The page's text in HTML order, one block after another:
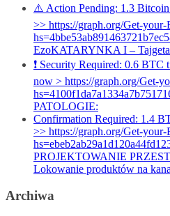
⚠️ Action Pending: 1.3 Bitcoin
>> https://graph.org/Get-
EzoKATARYNKA I –
❗ Security Required: 0.6 BTC
now > https://graph.org/Get-
PATOLOGIE:
Confirmation Required: 1.4
>> https://graph.org/Get-
PROJEKTOWANIE
Lokowanie produktów na
Archiwa